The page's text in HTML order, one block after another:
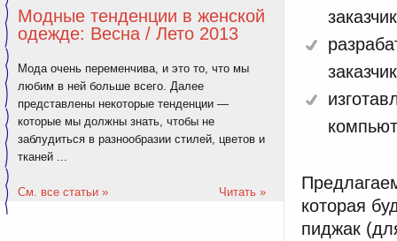
Модные тенденции в женской
одежде: Весна / Лето 2013
Мода очень переменчива, и это то, что мы
любим в ней больше всего. Далее
представлены некоторые тенденции —
которые мы должны знать, чтобы не
заблудиться в разнообразии стилей, цветов и
тканей ...
См. все статьи » Читать »
которая
пиджак